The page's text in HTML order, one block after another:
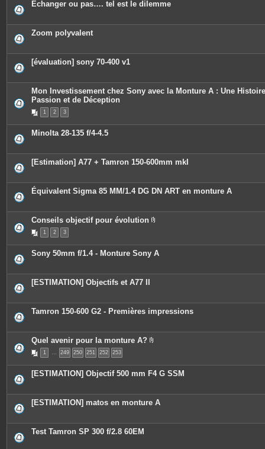
Échanger ou pas…. tel est le dilemme
Zoom polyvalent
[évaluation] sony 70-400 v1
Mon Investissement chez Sony avec la Monture A : Une
Passion et de Déception
1 2 3
Minolta 28-135 f/4-4.5
[Estimation] A77 + Tamron 150-600mm mkI
Équivalent Sigma 85 MM/1.4 DG DN ART en monture A
Conseils objectif pour évolution
c
e
o
e
s
1 2 3
Sony 50mm f/1.4 - Monture Sony A
[ESTIMATION] Objectifs et A77 II
Tamron 150-600 G2 - Premières impressions
Quel avenir pour la monture A?
c
e
o
e
1 … 249 250 251 252 253
[ESTIMATION] Objectif 500 mm F4 G SSM
[ESTIMATION] matos en monture A
Test Tamron SP 300 f/2.8 60EM